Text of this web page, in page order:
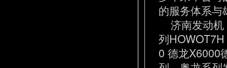
的服务体系
济南发动机
列
0 德龙X6000